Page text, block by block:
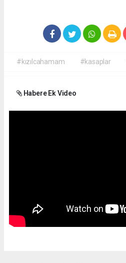
#kızılcahamam #kasaplar
Habere Ek Video